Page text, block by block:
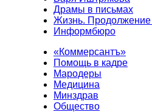
Драмы в письмах
Жизнь. Продолжение
Информбюро
«Коммерсантъ»
Помощь в кадре
Мародеры
Медицина
Минздрав
Общество